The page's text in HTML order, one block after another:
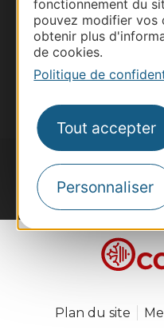
fonctionnement du
pouvez modifier vos
obtenir plus
de cookies.
Politique de
Tout accepter
Personnaliser
Destination Sport
Inscrivez-vous à la
Destination Occitanie
suggestions de
Plan du site